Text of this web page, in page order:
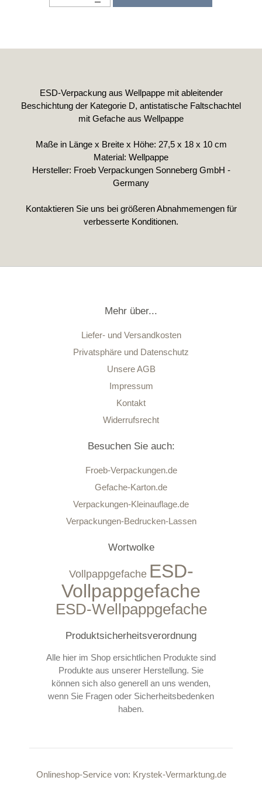
ESD-Verpackung aus Wellpappe mit ableitender
Beschichtung der Kategorie D, antistatische Faltschachtel
mit Gefache aus Wellpappe
Maße in Länge x Breite x Höhe: 27,5 x 18 x 10 cm
Material: Wellpappe
Hersteller: Froeb Verpackungen Sonneberg GmbH -
Germany
Kontaktieren Sie uns bei größeren Abnahmemengen für
verbesserte Konditionen.
Mehr über...
Liefer- und Versandkosten
Privatsphäre und Datenschutz
Unsere AGB
Impressum
Kontakt
Widerrufsrecht
Besuchen Sie auch:
Froeb-Verpackungen.de
Gefache-Karton.de
Verpackungen-Kleinauflage.de
Verpackungen-Bedrucken-Lassen
Wortwolke
Vollpappgefache ESD-
Vollpappgefache
ESD-Wellpappgefache
Produktsicherheitsverordnung
Alle hier im Shop ersichtlichen Produkte sind
Produkte aus unserer Herstellung. Sie
können sich also generell an uns wenden,
wenn Sie Fragen oder Sicherheitsbedenken
haben.
Onlineshop-Servicevon: Krystek-Vermarktung.de